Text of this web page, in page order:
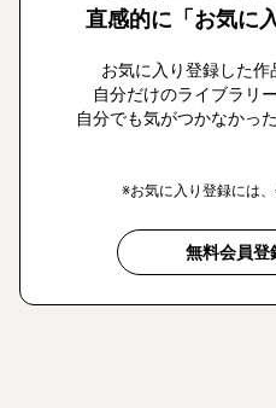
直感的に「お気に
お気に入り登録した
自分だけのライブラリ
自分でも気がつかなかっ
※お気に入り登録には、
無料会員登